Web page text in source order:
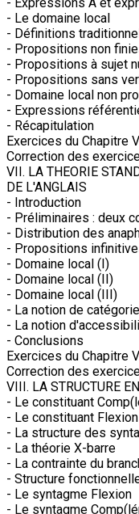
- Le domaine local
- Définitions
- Propositions non
- Propositions à sujet
- Propositions sans
- Domaine local non
- Expressions
- Récapitulation
Exercices du Chapitre
Correction des
VII. LA THEORIE
DE L'ANGLAIS
- Introduction
- Préliminaires : deux
- Distribution des
- Propositions
- Domaine local (I)
- Domaine local (II)
- Domaine local (III)
- La notion de
- La notion
- Conclusions
Exercices du Chapitre
Correction des
VIII. LA STRUCTURE
- Le constituant
- Le constituant Flexion
- La structure des
- La théorie X-barre
- La contrainte du
- Structure
- Le syntagme Flexion
- Le syntagme